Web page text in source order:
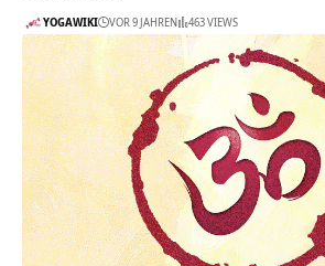
YOGAWIKI VOR 9 JAHREN 463 VIEWS